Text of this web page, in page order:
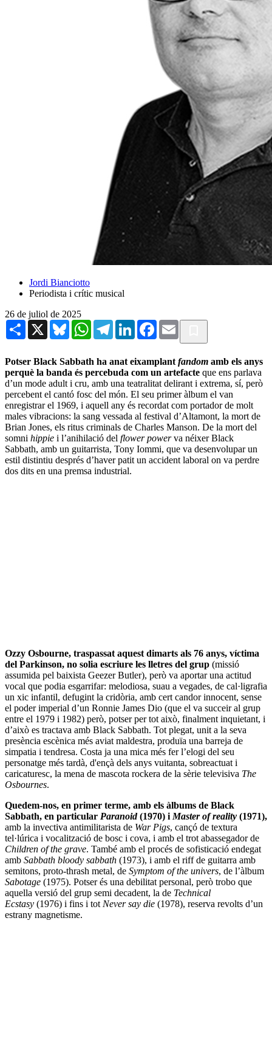
Jordi Bianciotto
Periodista i crític musical
26 de juliol de 2025
Share X BlueskyWhatsAppTelegramLinkedInFacebook
Email
Potser Black Sabbath ha anat eixamplant fandom amb els anys
perquè la banda és percebuda com un artefacte que ens parlava
d’un mode adult i cru, amb una teatralitat delirant i extrema, sí, però
percebent el cantó fosc del món. El seu primer àlbum el van
enregistrar el 1969, i aquell any és recordat com portador de molt
males vibracions: la sang vessada al festival d’Altamont, la mort de
Brian Jones, els ritus criminals de Charles Manson. De la mort del
somni hippie i l’anihilació del flower powerva néixer Black
Sabbath, amb un guitarrista, Tony Iommi, que va desenvolupar un
estil distintiu després d’haver patit un accident laboral on va perdre
dos dits en una premsa industrial.
Ozzy Osbourne, traspassat aquest dimarts als 76 anys, víctima
del Parkinson, no solia escriure les lletres del grup (missió
assumida pel baixista Geezer Butler), però va aportar una actitud
vocal que podia esgarrifar: melodiosa, suau a vegades, de cal·ligrafia
un xic infantil, defugint la cridòria, amb cert candor innocent, sense
el poder imperial d’un Ronnie James Dio (que el va succeir al grup
entre el 1979 i 1982) però, potser per tot això, finalment inquietant, i
d’això es tractava amb Black Sabbath. Tot plegat, unit a la seva
presència escènica més aviat maldestra, produïa una barreja de
simpatia i tendresa. Costa ja una mica més fer l’elogi del seu
personatge més tardà, d'ençà dels anys vuitanta, sobreactuat i
caricaturesc, la mena de mascota rockera de la sèrie televisiva The
Osbournes.
Quedem-nos, en primer terme, amb els àlbums de Black
Sabbath, en particular Paranoid(1970) i Master of reality (1971),
amb la invectiva antimilitarista de War Pigs, cançó de textura
tel·lúrica i vocalització de bosc i cova, i amb el trot abassegador de
Children of the grave. També amb el procés de sofisticació endegat
amb Sabbath bloody sabbath (1973), i amb el riff de guitarra amb
semitons, proto-thrash metal, de Symptom of the univers, de l’àlbum
Sabotage (1975). Potser és una debilitat personal, però trobo que
aquella versió del grup semi decadent, la de Technical
Ecstasy (1976) i fins i tot Never say die (1978), reserva revolts d’un
estrany magnetisme.